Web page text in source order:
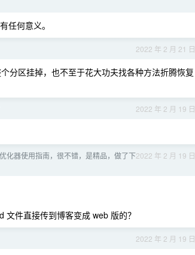
任何意义。
2022 年 2 月 21 日
分区挂掉，也不至于花大功夫找各种方法折腾恢复
2022 年 2 月 19 日
2022 年 2 月 19 日
化器使用指南，很不错，是精品，做了下
件直接传到博客变成 web 版的？
2022 年 2 月 19 日